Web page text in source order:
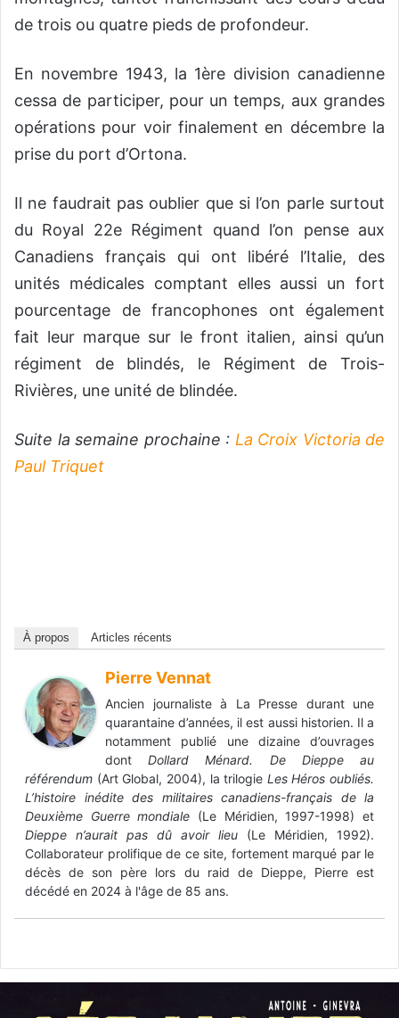
de trois ou quatre pieds de profondeur.
En novembre 1943, la 1ère division canadienne
cessa de participer, pour un temps, aux grandes
opérations pour voir finalement en décembre la
prise du port d’Ortona.
Il ne faudrait pas oublier que si l’on parle surtout
du Royal 22e Régiment quand l’on pense aux
Canadiens français qui ont libéré l’Italie, des
unités médicales comptant elles aussi un fort
pourcentage de francophones ont également
fait leur marque sur le front italien, ainsi qu’un
régiment de blindés, le Régiment de Trois-
Rivières, une unité de blindée.
Suite la semaine prochaine : La Croix Victoria de
Paul Triquet
À propos Articles récents
Pierre Vennat
Ancien journaliste à La Presse durant une
quarantaine d’années, il est aussi historien. Il a
notamment publié une dizaine d’ouvrages
dontDollard Ménard. De Dieppe au
référendum (Art Global, 2004), la trilogie Les Héros oubliés.
L’histoire inédite des militaires canadiens-français de la
Deuxième Guerre mondiale (Le Méridien, 1997-1998) et
Dieppe n’aurait pas dû avoir lieu (Le Méridien, 1992).
Collaborateur prolifique de ce site, fortement marqué par le
décès de son père lors du raid de Dieppe, Pierre est
décédé en 2024 à l'âge de 85 ans.